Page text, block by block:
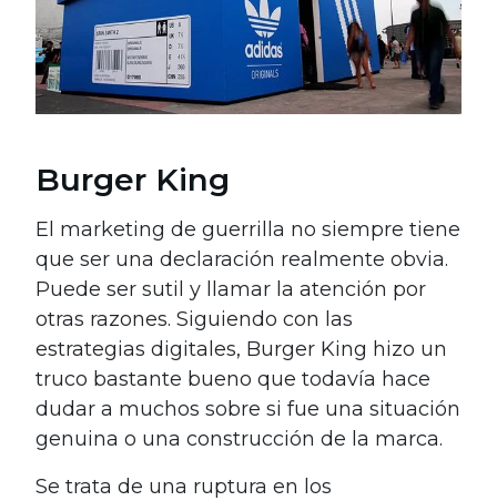
Burger King
El marketing de guerrilla no siempre tiene
que ser una declaración realmente obvia.
Puede ser sutil y llamar la atención por
otras razones. Siguiendo con las
estrategias digitales, Burger King hizo un
truco bastante bueno que todavía hace
dudar a muchos sobre si fue una situación
genuina o una construcción de la marca.
Se trata de una ruptura en los